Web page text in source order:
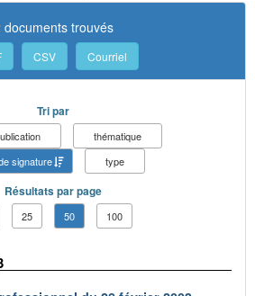
documents trouvés
CSV Courriel
Tri par
thématique
signature
type
Résultats par page
25 50 100